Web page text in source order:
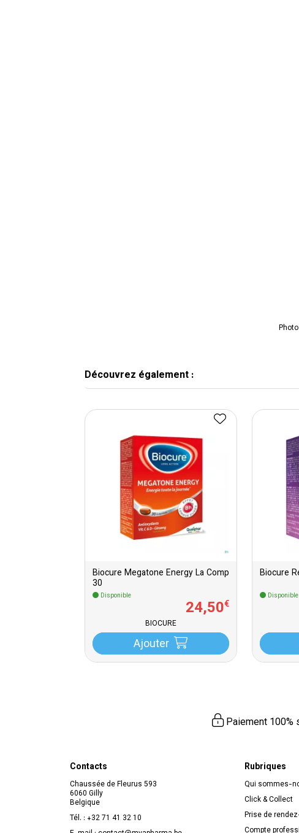
Découvrez également :
Biocure Megatone Energy La Comp
30
Disponible
24,50€
BIOCURE
Ajouter
Biocure
Disponible
Paiement 100%
Contacts
Chaussée de Fleurus 593
6060 Gilly
Belgique
Tél. : +32 71 41 32 10
Rubriques
Qui sommes-
Click & Collect
Prise de
Compte